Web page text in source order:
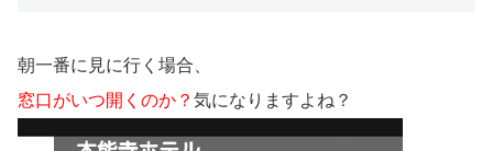
朝一番に見に行く場合、
窓口がいつ開くのか？ 気になりますよね？